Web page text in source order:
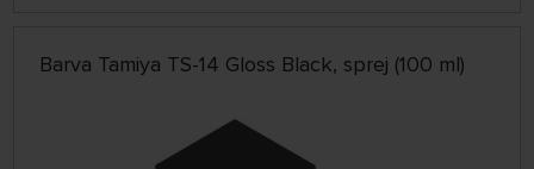
Barva Tamiya TS-14 Gloss Black, sprej (100 ml)